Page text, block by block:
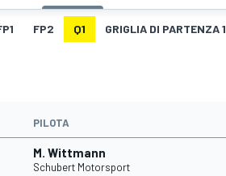
FP2 Q1 GRIGLIA DI PARTENZA 1
PILOTA
M. Wittmann
Schubert Motorsport